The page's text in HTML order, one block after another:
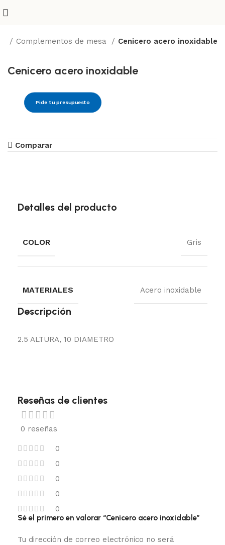
Complementos de mesa Cenicero acero inoxidable
Cenicero acero inoxidable
Pide tu presupuesto
Comparar
Detalles del producto
COLOR Gris
MATERIALES Acero inoxidable
Descripción
2.5 ALTURA, 10 DIAMETRO
Reseñas de clientes
0 reseñas
0
0
0
0
0
Sé el primero en valorar “Cenicero acero inoxidable”
Tu dirección de correo electrónico no será